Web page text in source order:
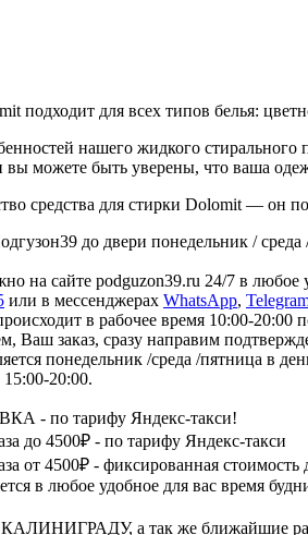
подходит для всех типов белья:
нашего жидкого
можете быть уверены, что ваша
средства для стирки Dolomit — он
до двери понедельник / среда
на сайте podguzon39.ru 24/7 в любое
или в мессенджерах WhatsApp,
в рабочее время 10:00-
Ваш заказ, сразу направим
понедельник /среда /пятница в
20:00.
- по тарифу Яндекс-такси!
до 4500₽ - по тарифу Яндекс-такси
от 4500₽ - фиксированная стоимость
в любое удобное для вас время
а так же ближайшие